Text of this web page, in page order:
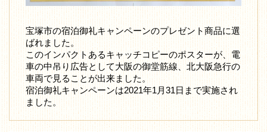
宝塚市の宿泊御礼キャンペーンのプレゼント商品に選
ばれました。
このインパクトあるキャッチコピーのポスターが、電
車の中吊り広告として大阪の御堂筋線、北大阪急行の
車両で見ることが出来ました。
宿泊御礼キャンペーンは2021年1月31日まで実施され
ました。